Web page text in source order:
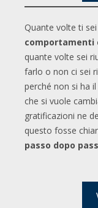
Quante volte ti
comportamenti
quante volte sei
farlo o non ci sei
perché non si ha
che si vuole
gratificazioni ne
questo fosse
passo dopo